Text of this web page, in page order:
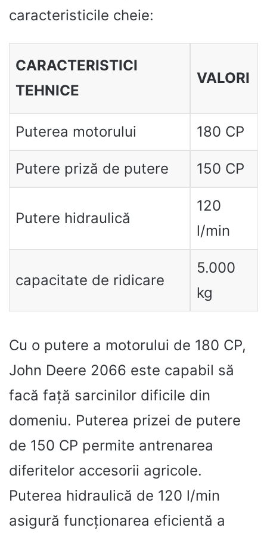
caracteristicile cheie:
CARACTERISTICI
TEHNICE
VALORI
Puterea motorului 180 CP
Putere priză de putere 150 CP
Putere hidraulică
120
l/min
capacitate de ridicare
5.000
kg
Cu o putere a motorului de 180 CP,
John Deere 2066 este capabil să
facă față sarcinilor dificile din
domeniu. Puterea prizei de putere
de 150 CP permite antrenarea
diferitelor accesorii agricole.
Puterea hidraulică de 120 l/min
asigură funcționarea eficientă a